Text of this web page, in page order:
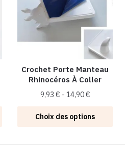
options
peuvent
choisies
la
page
du
produit
Crochet Porte Manteau
Rhinocéros À Coller
9,93 € - 14,90€
Choix des options
Ce
produit